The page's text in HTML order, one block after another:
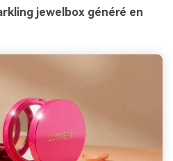
jewelbox généré en